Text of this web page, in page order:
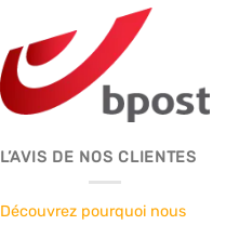
L’AVIS DE NOS CLIENTES
Découvrez pourquoi nous